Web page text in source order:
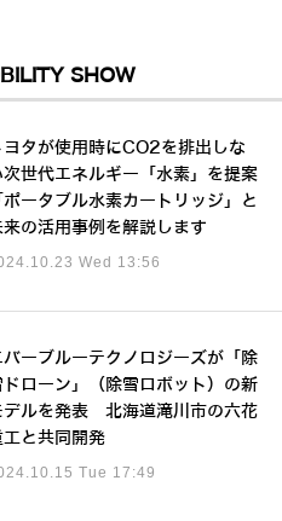
SHOW
ヨタが使用時にCO2を排出しな
次世代エネルギー「水素」を提案
ポータブル水素カートリッジ」と
来の活用事例を解説します
Wed 13:56
バーブルーテクノロジーズが「除
ドローン」（除雪ロボット）の新
デルを発表 北海道滝川市の六花
工と共同開発
Tue 17:49